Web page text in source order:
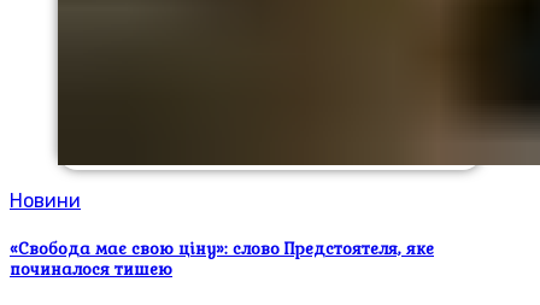
Новини
«Свобода має свою ціну»: слово Предстоятеля, яке
починалося тишею